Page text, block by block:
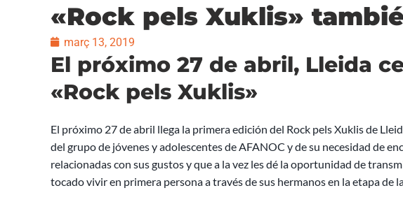
«Rock pels Xuklis»
març 13, 2019
El próximo 27 de abril, Lleida
«Rock pels Xuklis»
El próximo 27 de abril llega la primera edición del Rock pels Xuklis de
del grupo de jóvenes y adolescentes de AFANOC y de su necesidad de
relacionadas con sus gustos y que a la vez les dé la oportunidad de
tocado vivir en primera persona a través de sus hermanos en la etapa de